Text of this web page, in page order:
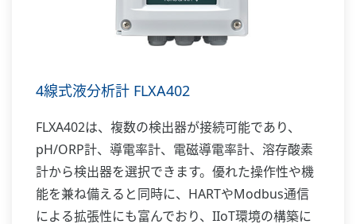
4線式液分析計 FLXA402
FLXA402は、複数の検出器が接続可能であり、
pH/ORP計、導電率計、電磁導電率計、溶存酸素
計から検出器を選択できます。優れた操作性や機
能を兼ね備えると同時に、HARTやModbus通信
による拡張性にも富んでおり、IIoT環境の構築に